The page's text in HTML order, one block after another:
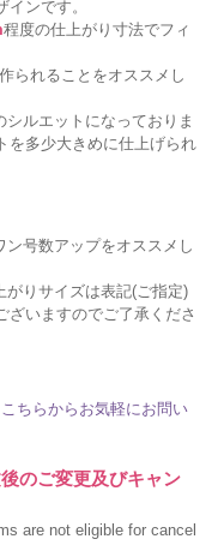
ンです。
程度の仕上がり寸法でフィ
られることをオススメし
ルエットになっておりま
を多少大きめに仕上げられ
号数アップをオススメし
りサイズは表記(ご指定)
ざいますのでご了承くださ
こちらからお気軽にお問い
のご変更及びキャン
are not eligible for cancel